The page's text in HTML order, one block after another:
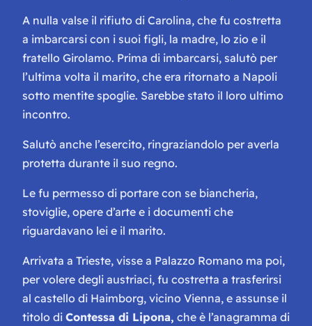
A nulla valse il rifiuto di Carolina, che fu costretta
a imbarcarsi con i suoi figli, la madre, lo zio e il
fratello Girolamo. Prima di imbarcarsi, salutò per
l’ultima volta il marito, che era ritornato a Napoli
sotto mentite spoglie. Sarebbe stato il loro ultimo
incontro.
Salutò anche l’esercito, ringraziandolo per averla
protetta durante il suo regno.
Le fu permesso di portare con se biancheria,
stoviglie, opere d’arte e i documenti che
riguardavano lei e il marito.
Arrivata a Trieste, visse a Palazzo Romano ma poi,
per volere degli austriaci, fu costretta a trasferirsi
al castello di Haimborg, vicino Vienna, e assunse il
titolo di Contessa di Lipona, che è l’anagramma di